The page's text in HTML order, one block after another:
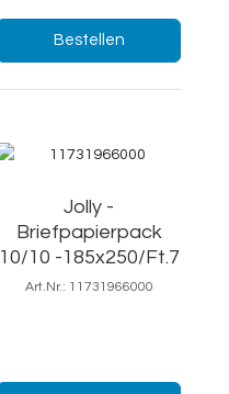
Bestellen
Jolly -
Briefpapierpack
10/10 -185x250/Ft.7
Art.Nr.: 11731966000